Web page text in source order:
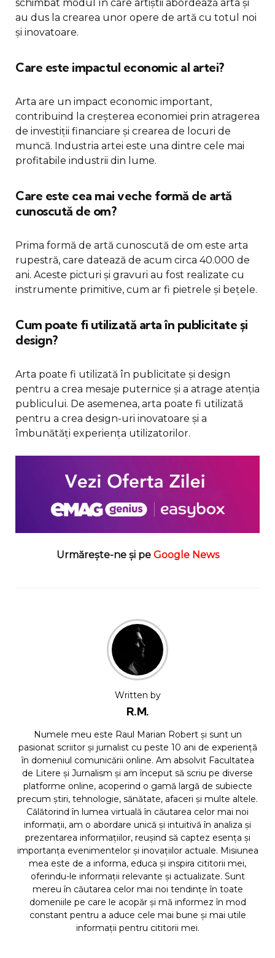
schimbat modul în care artiștii abordează arta și
au dus la crearea unor opere de artă cu totul noi
și inovatoare.
Care este impactul economic al artei?
Arta are un impact economic important,
contribuind la creșterea economiei prin atragerea
de investiții financiare și crearea de locuri de
muncă. Industria artei este una dintre cele mai
profitabile industrii din lume.
Care este cea mai veche formă de artă
cunoscută de om?
Prima formă de artă cunoscută de om este arta
rupestră, care datează de acum circa 40.000 de
ani. Aceste picturi și gravuri au fost realizate cu
instrumente primitive, cum ar fi pietrele și bețele.
Cum poate fi utilizată arta în publicitate și
design?
Arta poate fi utilizată în publicitate și design
pentru a crea mesaje puternice și a atrage atenția
publicului. De asemenea, arta poate fi utilizată
pentru a crea design-uri inovatoare și a
îmbunătăți experiența utilizatorilor.
Urmărește-ne și pe Google News
Written by
R.M.
Numele meu este Raul Marian Robert și sunt un
pasionat scriitor și jurnalist cu peste 10 ani de experiență
în domeniul comunicării online. Am absolvit Facultatea
de Litere și Jurnalism și am început să scriu pe diverse
platforme online, acoperind o gamă largă de subiecte
precum știri, tehnologie, sănătate, afaceri și multe altele.
Călătorind în lumea virtuală în căutarea celor mai noi
informații, am o abordare unică și intuitivă în analiza și
prezentarea informațiilor, reușind să captez esența și
importanța evenimentelor și inovațiilor actuale. Misiunea
mea este de a informa, educa și inspira cititorii mei,
oferindu-le informații relevante și actualizate. Sunt
mereu în căutarea celor mai noi tendințe în toate
domeniile pe care le acopăr și mă informez în mod
constant pentru a aduce cele mai bune și mai utile
informații pentru cititorii mei.